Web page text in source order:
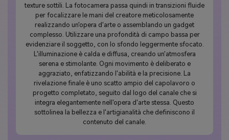
texture sottili. La fotocamera passa quindi in transizioni fluide
per focalizzare le mani del creatore meticolosamente
realizzando un'opera d'arte o assemblando un gadget
complesso. Utilizzare una profondità di campo bassa per
evidenziare il soggetto, con lo sfondo leggermente sfocato.
L'illuminazione è calda e diffusa, creando un'atmosfera
serena e stimolante. Ogni movimento è deliberato e
aggraziato, enfatizzando l'abilità e la precisione. La
rivelazione finale è uno scatto ampio del capolavoro o
progetto completato, seguito dal logo del canale che si
integra elegantemente nell'opera d'arte stessa. Questo
sottolinea la bellezza e l'artigianalità che definiscono il
contenuto del canale.